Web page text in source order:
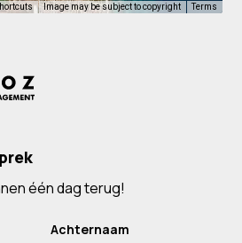
Image may be subject to copyright Terms
één dag terug!
Achternaam